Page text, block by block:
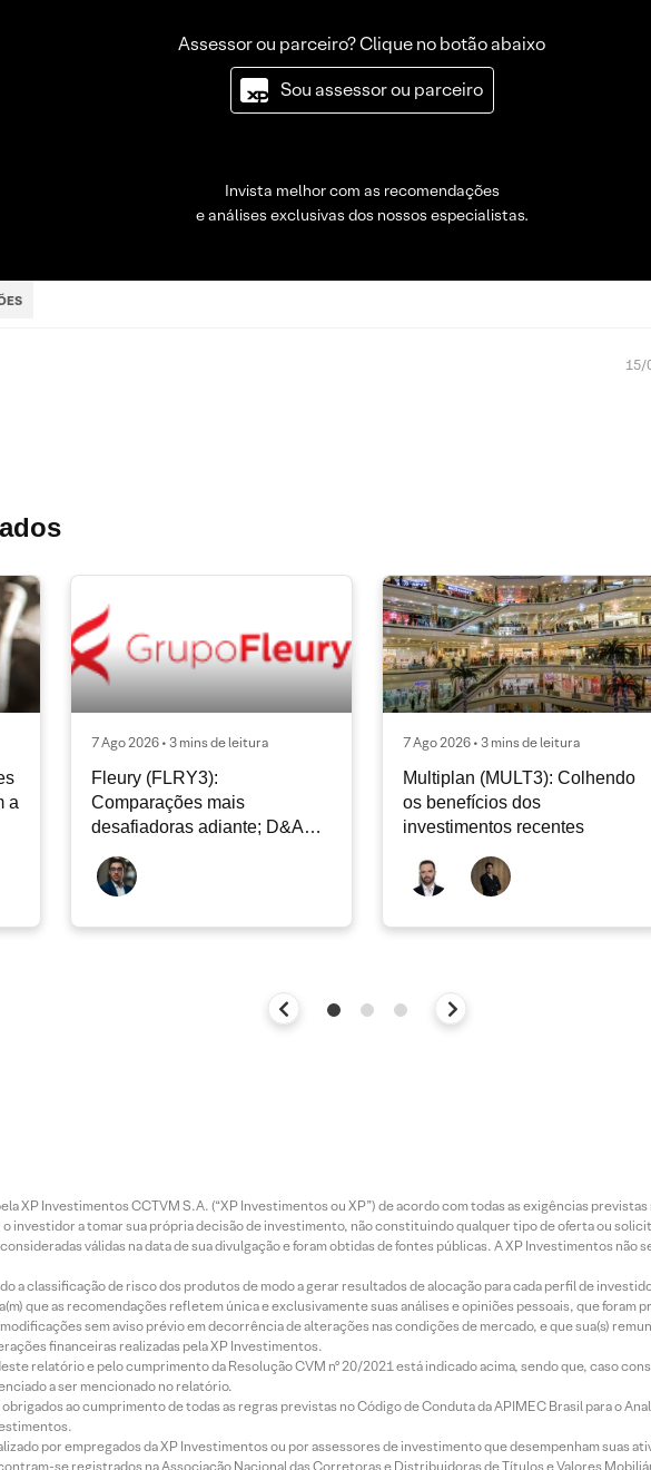
Assessor ou parceiro? Clique no botão abaixo
Sou assessor ou parceiro
Invista melhor com as recomendações
e análises exclusivas dos nossos especialistas.
15/
a
7 Ago 2026 • 3 mins de leitura
Fleury (FLRY3):
Comparações mais
desafiadoras adiante; D&A
atuais
7 Ago 2026 • 3 mins de leitura
Multiplan (MULT3): Colhendo
os benefícios dos
investimentos recentes
XP Investimentos CCTVM S.A. (“XP Investimentos ou XP”) de acordo com todas as exigências
investidor a tomar sua própria decisão de investimento, não constituindo qualquer tipo de oferta ou
válidas na data de sua divulgação e foram obtidas de fontes públicas. A XP Investimentos não
a classificação de risco dos produtos de modo a gerar resultados de alocação para cada perfil de
que as recomendações refletem única e exclusivamente suas análises e opiniões pessoais, que foram
sem aviso prévio em decorrência de alterações nas condições de mercado, e que sua(s)
financeiras realizadas pela XP Investimentos.
relatório e pelo cumprimento da Resolução CVM nº 20/2021 está indicado acima, sendo que, caso
a ser mencionado no relatório.
ao cumprimento de todas as regras previstas no Código de Conduta da APIMEC Brasil para o
por empregados da XP Investimentos ou por assessores de investimento que desempenham suas
se registrados na Associação Nacional das Corretoras e Distribuidoras de Títulos e Valores